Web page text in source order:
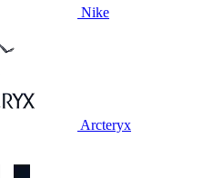
Nike
Arcteryx